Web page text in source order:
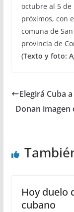
octubre al 5 de
próximos, con
comuna de
provincia de
(Texto y foto:
Elegirá Cuba
Donan imagen
Hoy duelo
cubano